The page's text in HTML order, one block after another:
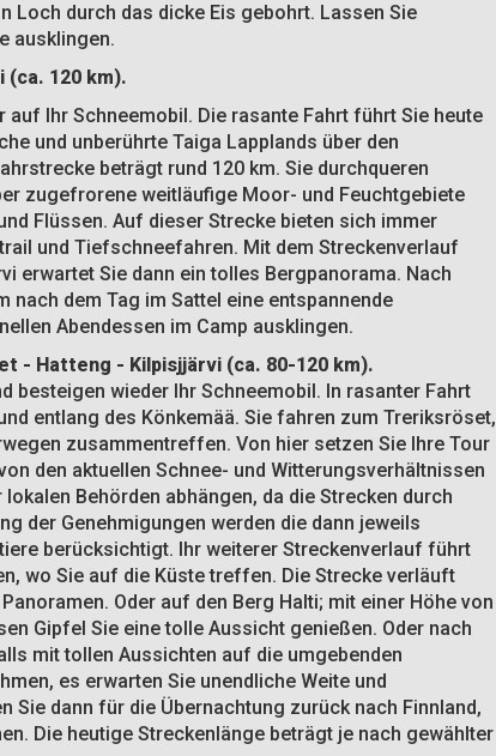
Loch durch das dicke Eis gebohrt. Lassen Sie
ausklingen.
(ca. 120 km).
Ihr Schneemobil. Die rasante Fahrt führt Sie heute
und unberührte Taiga Lapplands über den
beträgt rund 120 km. Sie durchqueren
zugefrorene weitläufige Moor- und Feuchtgebiete
Flüssen. Auf dieser Strecke bieten sich immer
und Tiefschneefahren. Mit dem Streckenverlauf
erwartet Sie dann ein tolles Bergpanorama. Nach
nach dem Tag im Sattel eine entspannende
Abendessen im Camp ausklingen.
- Hatteng - Kilpisjjärvi (ca. 80-120 km).
besteigen wieder Ihr Schneemobil. In rasanter Fahrt
entlang des Könkemää. Sie fahren zum Treriksröset,
zusammentreffen. Von hier setzen Sie Ihre Tour
den aktuellen Schnee- und Witterungsverhältnissen
Behörden abhängen, da die Strecken durch
der Genehmigungen werden die dann jeweils
berücksichtigt. Ihr weiterer Streckenverlauf führt
wo Sie auf die Küste treffen. Die Strecke verläuft
Oder auf den Berg Halti; mit einer Höhe von
Gipfel Sie eine tolle Aussicht genießen. Oder nach
mit tollen Aussichten auf die umgebenden
es erwarten Sie unendliche Weite und
dann für die Übernachtung zurück nach Finnland,
Die heutige Streckenlänge beträgt je nach gewählter